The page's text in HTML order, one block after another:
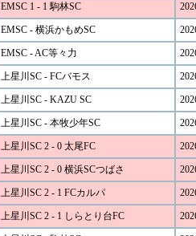
EMSC 1 - 1 駒林SC
EMSC - 横浜かもめSC
EMSC - AC等々力
上星川SC - FCバモス
上星川SC - KAZU SC
上星川SC - 本牧少年SC
上星川SC 2 - 0 太尾FC
上星川SC 2 - 0 横浜SCつばさ
上星川SC 2 - 1 FCカルパ
上星川SC 2 - 1 しらとり台FC